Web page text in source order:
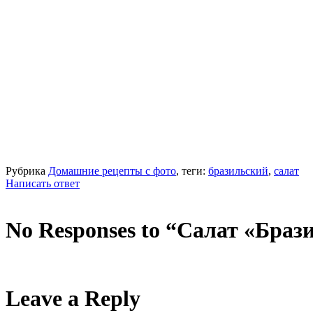
Рубрика Домашние рецепты с фото, теги: бразильский, салат
Написать ответ
No Responses to “Салат
Leave a Reply